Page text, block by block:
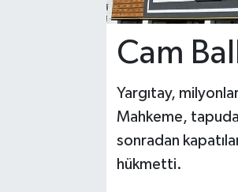
Cam
Yargıtay,
Mahkeme,
sonradan
hükmetti.